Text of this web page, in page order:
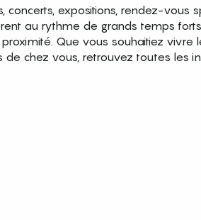
concerts, expositions, rendez-vous
au rythme de grands temps forts
Que vous souhaitiez vivre
de chez vous, retrouvez toutes les